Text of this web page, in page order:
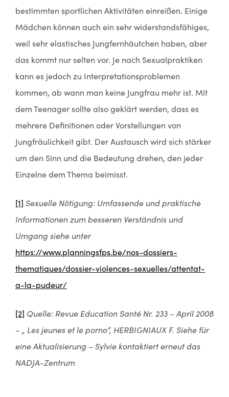
bestimmten sportlichen Aktivitäten einreißen. Einige
Mädchen können auch ein sehr widerstandsfähiges,
weil sehr elastisches Jungfernhäutchen haben, aber
das kommt nur selten vor. Je nach Sexualpraktiken
kann es jedoch zu Interpretationsproblemen
kommen, ab wann man keine Jungfrau mehr ist. Mit
dem Teenager sollte also geklärt werden, dass es
mehrere Definitionen oder Vorstellungen von
Jungfräulichkeit gibt. Der Austausch wird sich stärker
um den Sinn und die Bedeutung drehen, den jeder
Einzelne dem Thema beimisst.
[1] Sexuelle Nötigung: Umfassende und praktische
Informationen zum besseren Verständnis und
Umgang siehe unter
https://www.planningsfps.be/nos-dossiers-
thematiques/dossier-violences-sexuelles/attentat-
a-la-pudeur/
[2] Quelle: Revue Education Santé Nr. 233 – April 2008
– „ Les jeunes et le porno“, HERBIGNIAUX F. Siehe für
eine Aktualisierung – Sylvie kontaktiert erneut das
NADJA-Zentrum